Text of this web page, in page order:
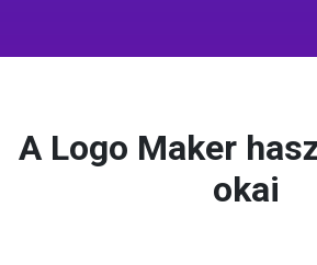
A Logo Maker
okai